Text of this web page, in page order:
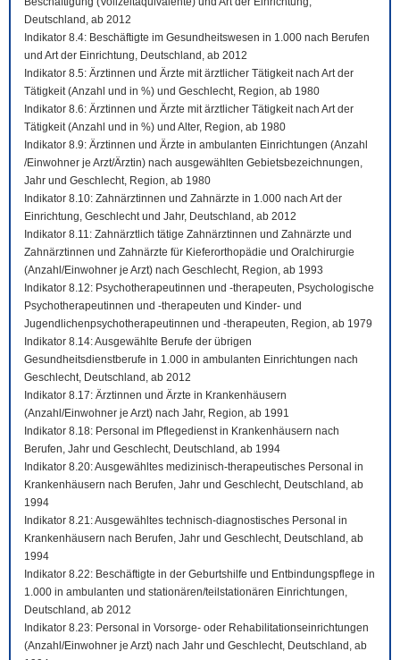
Deutschland, ab 2012
Indikator 8.4: Beschäftigte im Gesundheitswesen in 1.000 nach Berufen
und Art der Einrichtung, Deutschland, ab 2012
Indikator 8.5: Ärztinnen und Ärzte mit ärztlicher Tätigkeit nach Art der
Tätigkeit (Anzahl und in %) und Geschlecht, Region, ab 1980
Indikator 8.6: Ärztinnen und Ärzte mit ärztlicher Tätigkeit nach Art der
Tätigkeit (Anzahl und in %) und Alter, Region, ab 1980
Indikator 8.9: Ärztinnen und Ärzte in ambulanten Einrichtungen (Anzahl
/Einwohner je Arzt/Ärztin) nach ausgewählten Gebietsbezeichnungen,
Jahr und Geschlecht, Region, ab 1980
Indikator 8.10: Zahnärztinnen und Zahnärzte in 1.000 nach Art der
Einrichtung, Geschlecht und Jahr, Deutschland, ab 2012
Indikator 8.11: Zahnärztlich tätige Zahnärztinnen und Zahnärzte und
Zahnärztinnen und Zahnärzte für Kieferorthopädie und Oralchirurgie
(Anzahl/Einwohner je Arzt) nach Geschlecht, Region, ab 1993
Indikator 8.12: Psychotherapeutinnen und -therapeuten, Psychologische
Psychotherapeutinnen und -therapeuten und Kinder- und
Jugendlichenpsychotherapeutinnen und -therapeuten, Region, ab 1979
Indikator 8.14: Ausgewählte Berufe der übrigen
Gesundheitsdienstberufe in 1.000 in ambulanten Einrichtungen nach
Geschlecht, Deutschland, ab 2012
Indikator 8.17: Ärztinnen und Ärzte in Krankenhäusern
(Anzahl/Einwohner je Arzt) nach Jahr, Region, ab 1991
Indikator 8.18: Personal im Pflegedienst in Krankenhäusern nach
Berufen, Jahr und Geschlecht, Deutschland, ab 1994
Indikator 8.20: Ausgewähltes medizinisch-therapeutisches Personal in
Krankenhäusern nach Berufen, Jahr und Geschlecht, Deutschland, ab
1994
Indikator 8.21: Ausgewähltes technisch-diagnostisches Personal in
Krankenhäusern nach Berufen, Jahr und Geschlecht, Deutschland, ab
1994
Indikator 8.22: Beschäftigte in der Geburtshilfe und Entbindungspflege in
1.000 in ambulanten und stationären/teilstationären Einrichtungen,
Deutschland, ab 2012
Indikator 8.23: Personal in Vorsorge- oder Rehabilitationseinrichtungen
(Anzahl/Einwohner je Arzt) nach Jahr und Geschlecht, Deutschland, ab